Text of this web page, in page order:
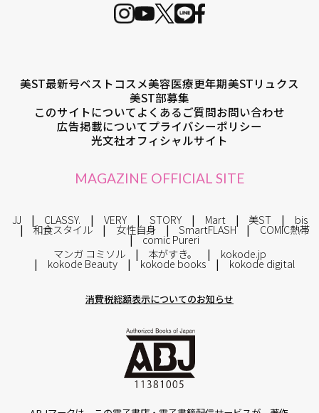
美ST最新号ベストコスメ美容医療更年期美STリュクス
美ST部募集
このサイトについてよくあるご質問お問い合わせ
広告掲載についてプライバシーポリシー
光文社オフィシャルサイト
MAGAZINE OFFICIAL SITE
JJ CLASSY. VERY STORY Mart 美ST bis
和食スタイル 女性自身 SmartFLASH COMIC熱帯
comic Pureri
マンガ コミソル
本がすき。 kokode.jp
kokode Beauty kokode books kokode digital
消費税総額表示についてのお知らせ